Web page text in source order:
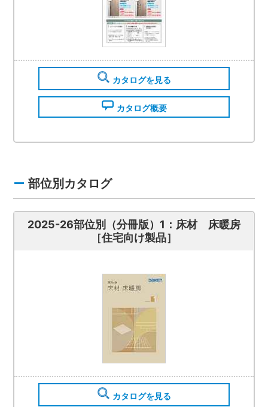
カタログを見る
カタログ概要
部位別カタログ
2025-26部位別（分冊版）1：床材 床暖房
［住宅向け製品］
カタログを見る